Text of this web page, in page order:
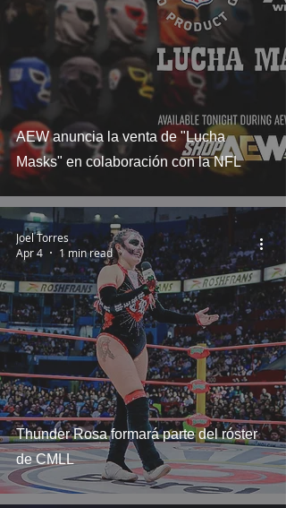
AEW anuncia la venta de "Lucha
Masks" en colaboración con la NFL
Thunder Rosa formará parte del róster
de CMLL
Joel Torres
Apr 4
1 min read